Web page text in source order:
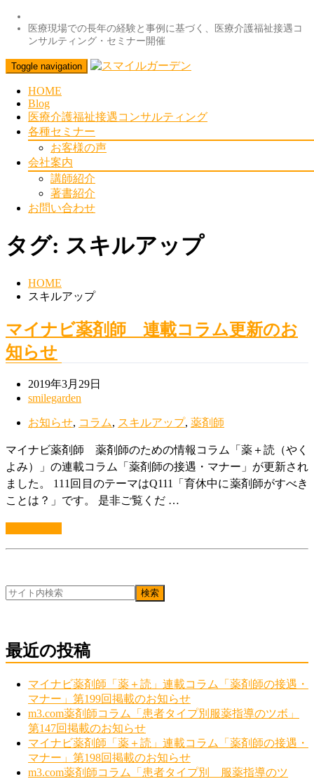
医療現場での長年の経験と事例に基づく、医療介護福祉接遇コ
ンサルティング・セミナー開催
Toggle navigation
HOME
Blog
医療介護福祉接遇コンサルティング
各種セミナー
お客様の声
会社案内
講師紹介
著書紹介
お問い合わせ
タグ: スキルアップ
HOME
スキルアップ
マイナビ薬剤師 連載コラム更新のお
知らせ
2019年3月29日
smilegarden
お知らせ, コラム, スキルアップ, 薬剤師
マイナビ薬剤師 薬剤師のための情報コラム「薬＋読（やく
よみ）」の連載コラム「薬剤師の接遇・マナー」が更新され
ました。 111回目のテーマはQ111「育休中に薬剤師がすべき
ことは？」です。 是非ご覧くだ …
最近の投稿
マイナビ薬剤師「薬＋読」連載コラム「薬剤師の接遇・
マナー」第199回掲載のお知らせ
m3.com薬剤師コラム「患者タイプ別服薬指導のツボ」
第147回掲載のお知らせ
マイナビ薬剤師「薬＋読」連載コラム「薬剤師の接遇・
マナー」第198回掲載のお知らせ
m3.com薬剤師コラム「患者タイプ別 服薬指導のツ